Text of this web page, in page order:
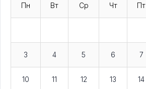
Пн Вт Ср Чт Пт
3 4 5 6 7
10 11 12 13 14